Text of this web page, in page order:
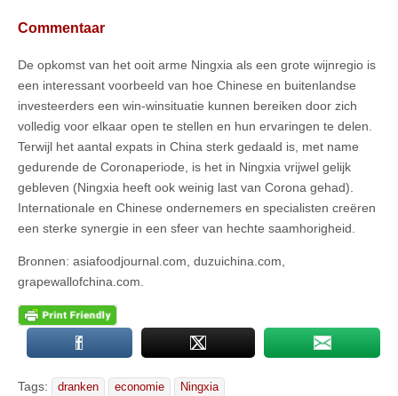
Commentaar
De opkomst van het ooit arme Ningxia als een grote wijnregio is
een interessant voorbeeld van hoe Chinese en buitenlandse
investeerders een win-winsituatie kunnen bereiken door zich
volledig voor elkaar open te stellen en hun ervaringen te delen.
Terwijl het aantal expats in China sterk gedaald is, met name
gedurende de Coronaperiode, is het in Ningxia vrijwel gelijk
gebleven (Ningxia heeft ook weinig last van Corona gehad).
Internationale en Chinese ondernemers en specialisten creëren
een sterke synergie in een sfeer van hechte saamhorigheid.
Bronnen: asiafoodjournal.com, duzuichina.com,
grapewallofchina.com.
Tags: dranken economie Ningxia